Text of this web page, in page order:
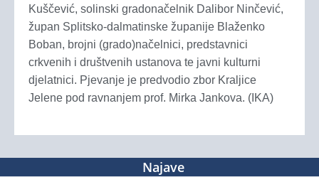
Kuščević, solinski gradonačelnik Dalibor Ninčević,
župan Splitsko-dalmatinske županije Blaženko
Boban, brojni (grado)načelnici, predstavnici
crkvenih i društvenih ustanova te javni kulturni
djelatnici. Pjevanje je predvodio zbor Kraljice
Jelene pod ravnanjem prof. Mirka Jankova. (IKA)
Najave